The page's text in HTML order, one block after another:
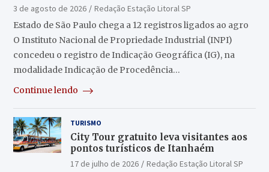
3 de agosto de 2026
Redação Estação Litoral SP
Estado de São Paulo chega a 12 registros ligados ao agro
O Instituto Nacional de Propriedade Industrial (INPI)
concedeu o registro de Indicação Geográfica (IG), na
modalidade Indicação de Procedência…
Continue lendo
TURISMO
City Tour gratuito leva visitantes aos
pontos turísticos de Itanhaém
17 de julho de 2026 Redação Estação Litoral SP